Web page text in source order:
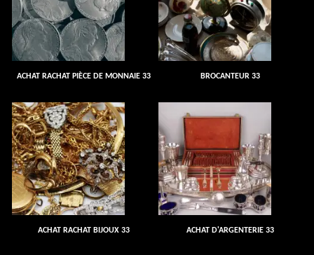
ACHAT RACHAT PIÈCE DE MONNAIE 33 BROCANTEUR 33
ACHAT RACHAT BIJOUX 33 ACHAT D'ARGENTERIE 33